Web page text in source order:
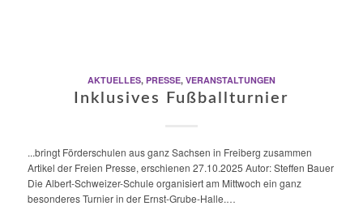
AKTUELLES, PRESSE, VERANSTALTUNGEN
Inklusives Fußballturnier
...bringt Förderschulen aus ganz Sachsen in Freiberg zusammen
Artikel der Freien Presse, erschienen 27.10.2025 Autor: Steffen Bauer
Die Albert-Schweizer-Schule organisiert am Mittwoch ein ganz
besonderes Turnier in der Ernst-Grube-Halle.…